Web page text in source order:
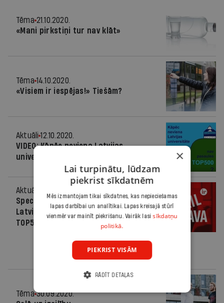
Tēma 21.10.2020.
«Mani pirkstiņi tur nav klāt»
Tēma 14.10.2020.
«Visiem ir iespējas!» Tiešām?
Aktuāli 12.10.2020.
VIDEO: Kāpēc neviena Latvijas
universitāte nav pasaules TOP 500?
Aktuāli
Speciālizlaidums: Kāpēc neviena
Latvijas universitāte nav pasaules
TOP500?
Tēma 30.09.2020.
×
Lai turpinātu, lūdzam
piekrist sīkdatnēm
Mēs izmantojam tikai sīkdatnes, kas nepieciešamas
lapas darbībai un analītikai. Lapas kreisajā stūrī
vienmēr var mainīt piekrišanu. Vairāk lasisīkdatņu
politikā.
PIEKRIST VISĀM
RĀDĪT DETAĻAS